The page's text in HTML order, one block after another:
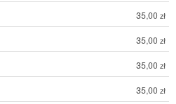
35,00 zł
35,00 zł
35,00 zł
35,00 zł